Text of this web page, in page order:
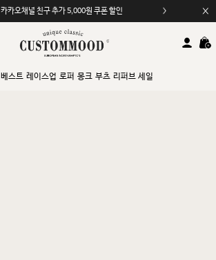
카카오채널 친구 추가 5,000원 쿠폰 할인
모바일 앱 자동 2,000원 할인
베스트 레이스업 로퍼 몽크 부츠 리퍼브 세일